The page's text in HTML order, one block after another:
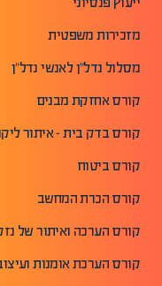
מזכירות משפטית
מסלול נדל"ן לאנשי נדל"ן
קורס אחזקת מבנים
קורס בדק בית - איתור
קורס ביטוח
קורס הכרת המחשב
קורס הערכה ואיתור של
קורס הערכת אומנות